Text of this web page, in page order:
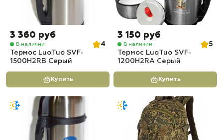
3 360 руб
В наличии
4
Термос LuoTuo SVF-
1500H2RB Серый
Купить
3 150 руб
В наличии
5
Термос LuoTuo SVF-
1200H2RA Серый
Купить